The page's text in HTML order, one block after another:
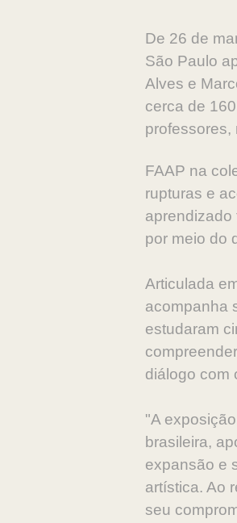
De 26 de
São Paulo
Alves e
cerca de
professores,
FAAP na
rupturas e
aprendizado
por meio do
Articulada
acompanha
estudaram
diálogo com
"A
brasileira,
expansão e
artística. Ao
seu